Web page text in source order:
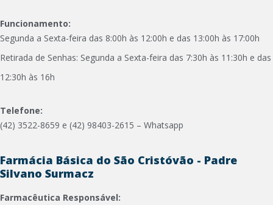
Funcionamento:
Segunda a Sexta-feira das 8:00h às 12:00h e das 13:00h às 17:00h
Retirada de Senhas: Segunda a Sexta-feira das 7:30h às 11:30h e das
12:30h às 16h
Telefone:
(42) 3522-8659 e (42) 98403-2615 – Whatsapp
Farmácia Básica do São Cristóvão - Padre
Silvano Surmacz
Farmacêutica Responsável: